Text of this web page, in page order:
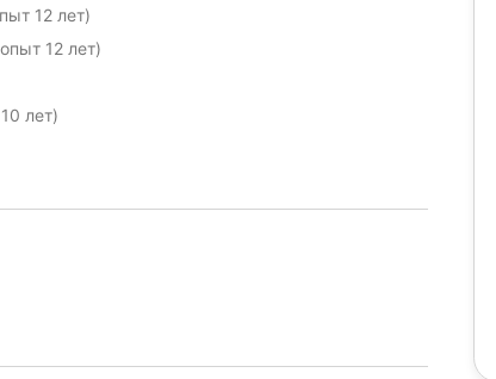
12 лет)
12 лет)
лет)